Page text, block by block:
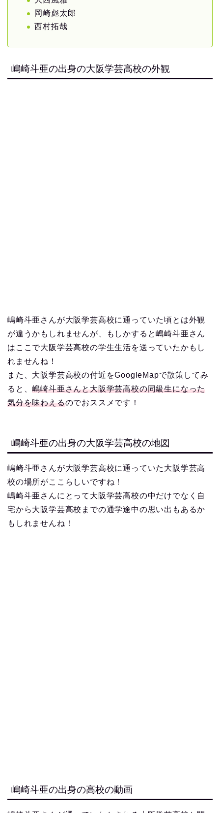
岡崎彪太郎
西村拓哉
嶋崎斗亜の出身の大阪学芸高校の外観
嶋崎斗亜さんが大阪学芸高校に通っていた頃とは外観
が違うかもしれませんが、もしかすると嶋崎斗亜さん
はここで大阪学芸高校の学生生活を送っていたかもし
れませんね！
また、大阪学芸高校の付近をGoogleMapで散策してみ
ると、嶋崎斗亜さんと大阪学芸高校の同級生になった
気分を味わえるのでおススメです！
嶋崎斗亜の出身の大阪学芸高校の地図
嶋崎斗亜さんが大阪学芸高校に通っていた大阪学芸高
校の場所がここらしいですね！
嶋崎斗亜さんにとって大阪学芸高校の中だけでなく自
宅から大阪学芸高校までの通学途中の思い出もあるか
もしれませんね！
嶋崎斗亜の出身の高校の動画